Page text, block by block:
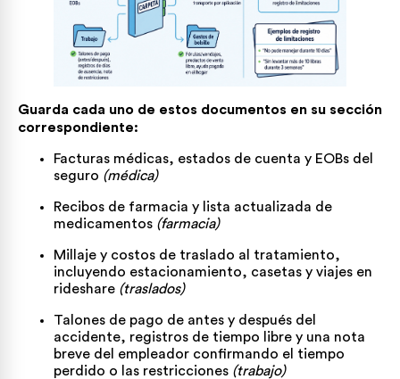
Guarda cada uno de estos documentos en su sección
correspondiente:
Facturas médicas, estados de cuenta y EOBs del
seguro (médica)
Recibos de farmacia y lista actualizada de
medicamentos (farmacia)
Millaje y costos de traslado al tratamiento,
incluyendo estacionamiento, casetas y viajes en
rideshare (traslados)
Talones de pago de antes y después del
accidente, registros de tiempo libre y una nota
breve del empleador confirmando el tiempo
perdido o las restricciones (trabajo)